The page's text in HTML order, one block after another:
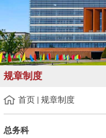
规章制度
首页 规章制度
总务科